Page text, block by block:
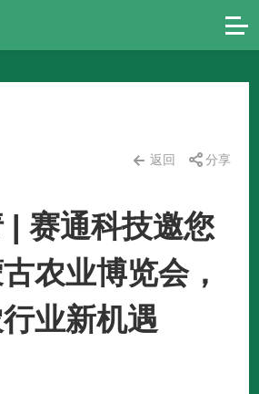
返回 分享
| 赛通科技邀您
农业博览会，
业新机遇